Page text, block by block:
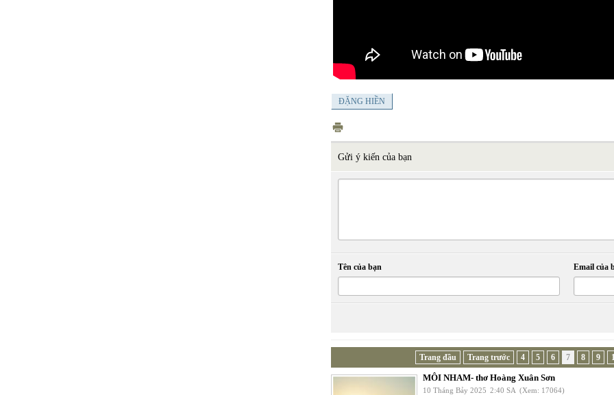
ĐẶNG HIỀN
Gửi ý kiến của bạn
Tên của bạn Email của
Trang đầu Trang trước 4 5 6 7 8 9
MÔI NHAM- thơ Hoàng Xuân Sơn
10 Tháng Bảy 2025 2:40 SA (Xem: 17064)